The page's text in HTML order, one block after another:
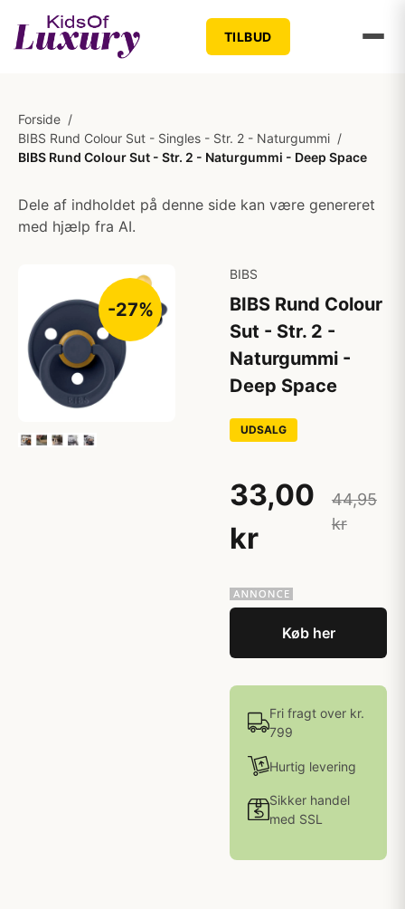
TILBUD
Forside /
BIBS Rund Colour Sut - Singles - Str. 2 - Naturgummi /
BIBS Rund Colour Sut - Str. 2 - Naturgummi - Deep Space
Dele af indholdet på denne side kan være genereret
med hjælp fra AI.
-27%
BIBS
BIBS Rund Colour
Sut - Str. 2 -
Naturgummi -
Deep Space
UDSALG
33,00
kr
44,95
kr
Køb her
Fri fragt over kr.
799
Hurtig levering
Sikker handel
med SSL